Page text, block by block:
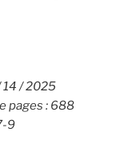
14 / 2025
pages : 688
9